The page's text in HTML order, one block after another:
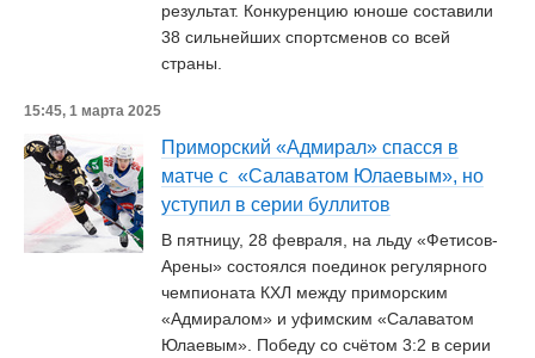
результат. Конкуренцию юноше составили
38 сильнейших спортсменов со всей
страны.
15:45, 1 марта 2025
Приморский «Адмирал» спасся в
матче с «Салаватом Юлаевым», но
уступил в серии буллитов
В пятницу, 28 февраля, на льду «Фетисов-
Арены» состоялся поединок регулярного
чемпионата КХЛ между приморским
«Адмиралом» и уфимским «Салаватом
Юлаевым». Победу со счётом 3:2 в серии